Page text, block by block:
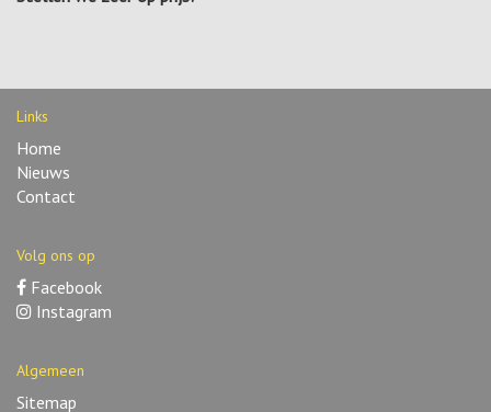
Links
Home
Nieuws
Contact
Volg ons op
Facebook
Instagram
Algemeen
Sitemap